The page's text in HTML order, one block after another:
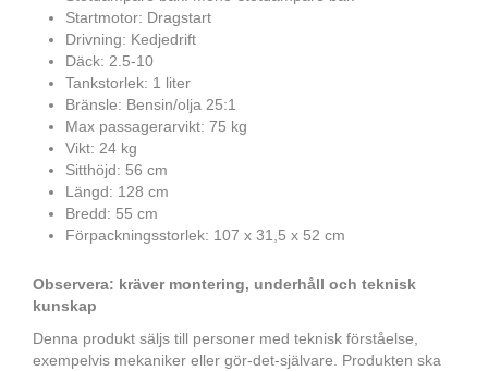
Startmotor: Dragstart
Drivning: Kedjedrift
Däck: 2.5-10
Tankstorlek: 1 liter
Bränsle: Bensin/olja 25:1
Max passagerarvikt: 75 kg
Vikt: 24 kg
Sitthöjd: 56 cm
Längd: 128 cm
Bredd: 55 cm
Förpackningsstorlek: 107 x 31,5 x 52 cm
Observera: kräver montering, underhåll och teknisk
kunskap
Denna produkt säljs till personer med teknisk förståelse,
exempelvis mekaniker eller gör-det-självare. Produkten ska